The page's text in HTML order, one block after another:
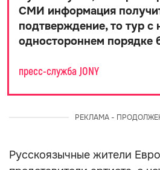
СМИ информация
подтверждение, то тур с
одностороннем порядке
пресс-служба JONY
РЕКЛАМА -
Русскоязычные жители